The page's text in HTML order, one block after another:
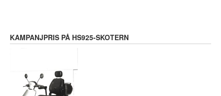
KAMPANJPRIS PÅ HS925-SKOTERN